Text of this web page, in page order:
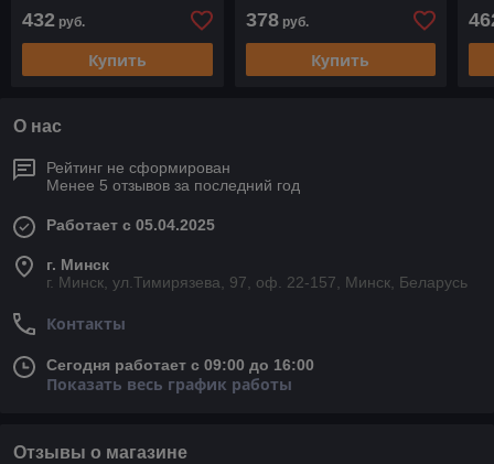
432 руб.
Купить
378руб.
Купить
О нас
Рейтинг не сформирован
Менее 5 отзывов за последний год
Работает с 05.04.2025
г. Минск
г. Минск, ул.Тимирязева, 97, оф. 22-157, Минск, Беларусь
Контакты
Сегодня работает с 09:00 до 16:00
Показать весь график работы
Отзывы о магазине